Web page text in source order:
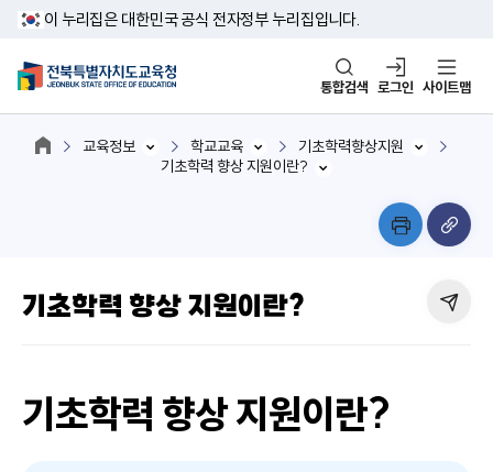
이 누리집은 대한민국 공식 전자정부 누리집입니다.
통합검색 로그인 사이트맵
교육정보 학교교육
기초학력향상지원
기초학력 향상 지원이란?
기초학력 향상 지원이란?
기초학력 향상 지원이란?